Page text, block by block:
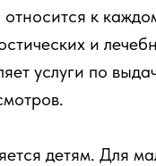
к
и
услуги по
детям. Для